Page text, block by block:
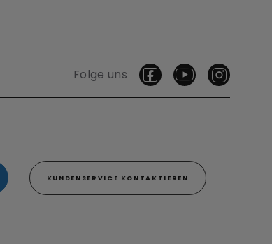
Folge uns
KUNDENSERVICE KONTAKTIEREN